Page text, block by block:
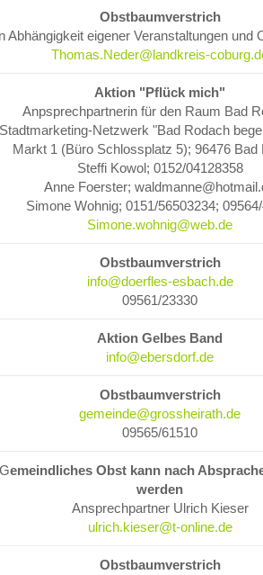
Obstbaumverstrich
Abhängigkeit eigener Veranstaltungen und
Thomas.Neder@landkreis-
Aktion "Pflück mich"
Anpsprechpartnerin für den Raum Bad
Stadtmarketing-Netzwerk "Bad Rodach
Markt 1 (Büro Schlossplatz 5); 96476 Bad
Steffi Kowol; 0152/04128358
Anne Foerster;
Simone Wohnig; 0151/56503234;
Simone.wohnig@web.de
Obstbaumverstrich
info@doerfles-esbach.de
09561/23330
Aktion Gelbes Band
info@ebersdorf.de
Obstbaumverstrich
gemeinde@grossheirath.de
09565/61510
Gemeindliches Obst kann nach
werden
Ansprechpartner Ulrich Kieser
ulrich.kieser@t-online.de
Obstbaumverstrich